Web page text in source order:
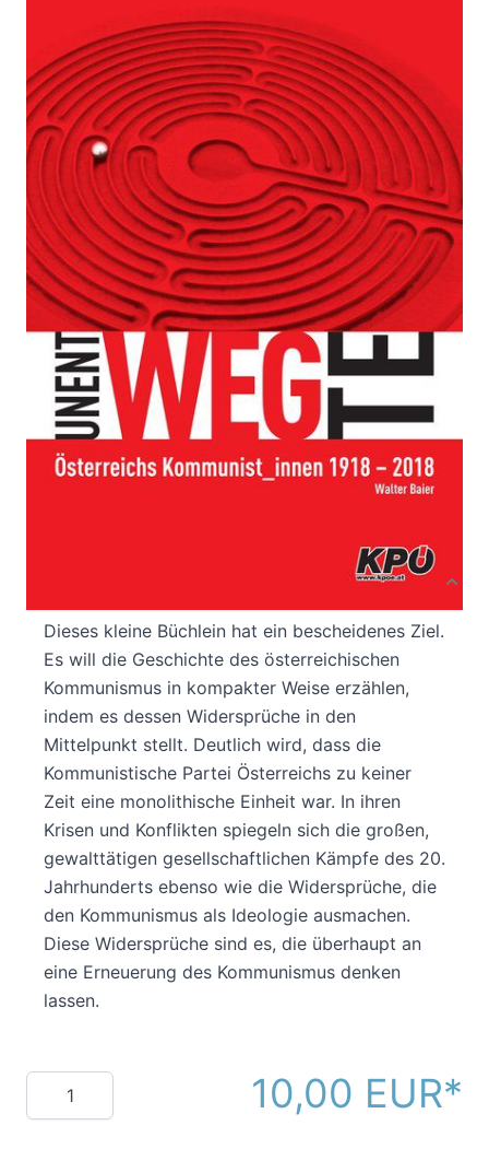
Unentwegte
Zur Wunschliste hinzufügen
Österreichs KommunistInnen 1918 - 2018
Von Walter Baier
Verlag: Globus Wien 02.11.2017
Buch 118 Seiten
Paperback
ISBN: 978-3-9503485-
Bibliografische Daten
Dieses kleine Büchlein hat ein bescheidenes Ziel.
Es will die Geschichte des österreichischen
Kommunismus in kompakter Weise erzählen,
indem es dessen Widersprüche in den
Mittelpunkt stellt. Deutlich wird, dass die
Kommunistische Partei Österreichs zu keiner
Zeit eine monolithische Einheit war. In ihren
Krisen und Konflikten spiegeln sich die großen,
gewalttätigen gesellschaftlichen Kämpfe des 20.
Jahrhunderts ebenso wie die Widersprüche, die
den Kommunismus als Ideologie ausmachen.
Diese Widersprüche sind es, die überhaupt an
eine Erneuerung des Kommunismus denken
lassen.
Menge 10,00 EUR